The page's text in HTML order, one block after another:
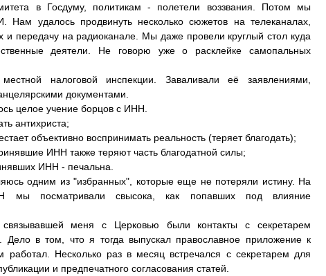
в Госдуму, политикам - полетели воззвания. Потом мы
Нам удалось продвинуть несколько сюжетов на телеканалах,
и передачу на радиоканале. Мы даже провели круглый стол куда
деятели. Не говорю уже о расклейке самопальных
налоговой инспекции. Заваливали её заявлениями,
документами.
целое учение борцов с ИНН.
антихриста;
объективно воспринимать реальность (теряет благодать);
ИНН также теряют часть благодатной силы;
ИНН - печальна.
одним из "избранных", которые еще не потеряли истину. На
мы посматривали свысока, как попавших под влияние
связывавшей меня с Церковью были контакты с секретарем
Дело в том, что я тогда выпускал православное приложение к
работал. Несколько раз в месяц встречался с секретарем для
и предпечатного согласования статей.